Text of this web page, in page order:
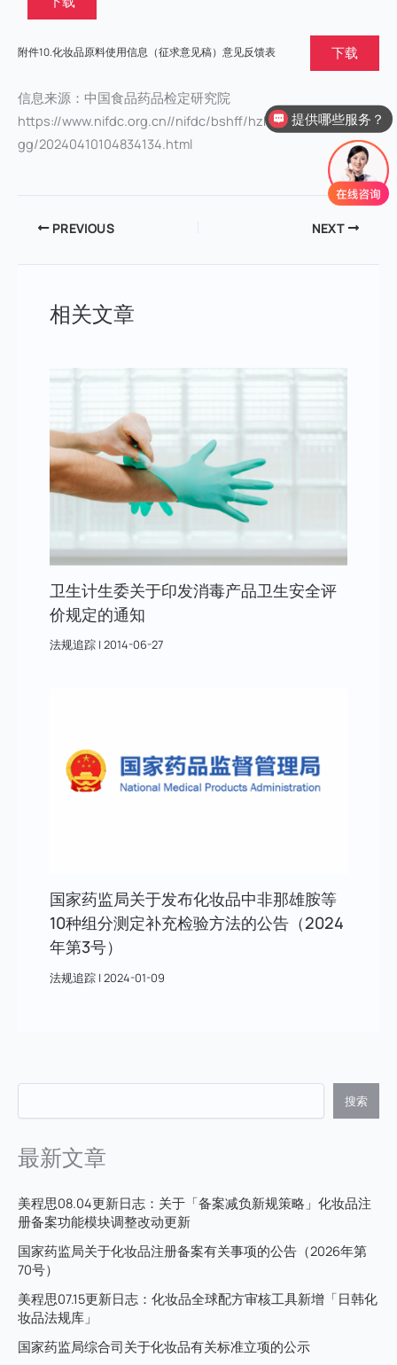
附件10.化妆品原料使用信息（征求意见稿）意见反馈表 下载
信息来源：中国食品药品检定研究院
https://www.nifdc.org.cn//nifdc/bshff/hzhpbzh/hzhpbzhtz
gg/20240410104834134.html
PREVIOUS NEXT
相关文章
卫生计生委关于印发消毒产品卫生安全评
价规定的通知
法规追踪 |2014-06-27
国家药监局关于发布化妆品中非那雄胺等
10种组分测定补充检验方法的公告（2024
年第3号）
法规追踪 |2024-01-09
搜索
最新文章
美程思08.04更新日志：关于「备案减负新规策略」化妆品注
册备案功能模块调整改动更新
国家药监局关于化妆品注册备案有关事项的公告（2026年第
70号）
美程思07.15更新日志：化妆品全球配方审核工具新增「日韩化
妆品法规库」
国家药监局综合司关于化妆品有关标准立项的公示
提供哪些服务？